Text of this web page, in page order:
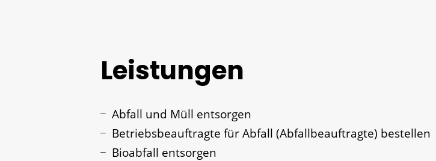
Leistungen
Abfall und Müll entsorgen
Betriebsbeauftragte für Abfall (Abfallbeauftragte) bestellen
Bioabfall entsorgen